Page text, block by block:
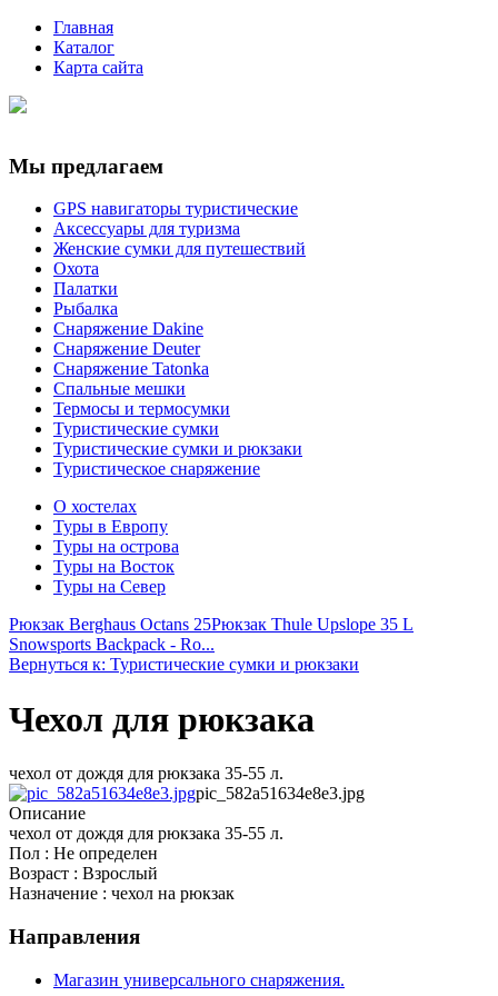
Главная
Каталог
Карта сайта
Мы предлагаем
GPS навигаторы туристические
Аксессуары для туризма
Женские сумки для путешествий
Охота
Палатки
Рыбалка
Снаряжение Dakine
Снаряжение Deuter
Снаряжение Tatonka
Спальные мешки
Термосы и термосумки
Туристические сумки
Туристические сумки и рюкзаки
Туристическое снаряжение
О хостелах
Туры в Европу
Туры на острова
Туры на Восток
Туры на Север
Рюкзак Berghaus Octans 25Рюкзак Thule Upslope 35 L
Snowsports Backpack - Ro...
Вернуться к: Туристические сумки и рюкзаки
Чехол для рюкзака
чехол от дождя для рюкзака 35-55 л.
pic_582a51634e8e3.jpg
Описание
чехол от дождя для рюкзака 35-55 л.
Пол : Не определен
Возраст : Взрослый
Назначение : чехол на рюкзак
Направления
Магазин универсального снаряжения.